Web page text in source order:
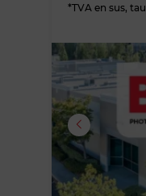
*TVA en sus,